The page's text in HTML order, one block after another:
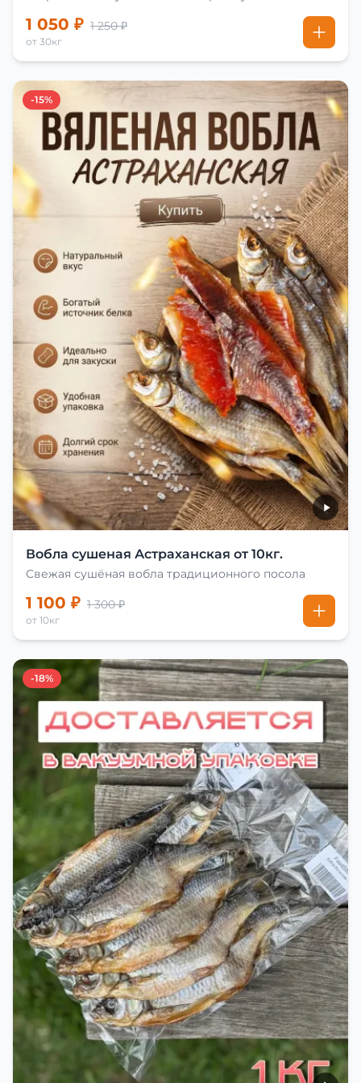
1 050 ₽ 1 250 ₽
от 30кг
-15%
Вобла сушеная Астраханская от 10кг.
Свежая сушёная вобла традиционного посола
1 100 ₽ 1 300 ₽
от 10кг
-18%